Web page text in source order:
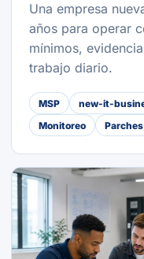
Una empresa
años para operar
mínimos,
trabajo diario.
MSP new-it-
Monitoreo
Parches